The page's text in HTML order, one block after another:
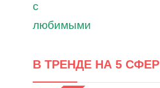
В ТРЕНДЕ НА 5 СФЕР